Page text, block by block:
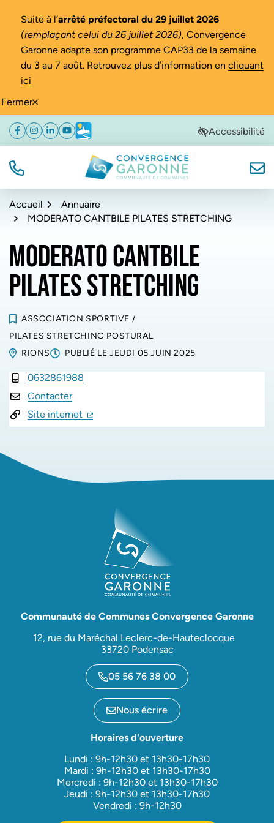
Fermer
Suite à l’arrêté préfectoral du 29 juillet 2026
(remplaçant celui du 26 juillet 2026), Convergence
Garonne adapte son programme CAP33 de la semaine
du 3 au 7 août. Retrouvez plus d’information en cliquant
ici
Aller
navigation
Aller
au
Aller
au
de
Facebook
(ouverture dans un nouvel onglet)
Instagram
(ouverture dans un nouvel onglet)
Linkedin
(ouverture dans un nouvel onglet)
YouTube
(ouverture dans un nouvel onglet)
Météo
(ouverture dans un nouvel onglet)Accessibilité
TÉL. Convergence Garonne
Accueil
Annuaire
MODERATO CANTBILE PILATES STRETCHING
MODERATO CANTBILE
PILATES STRETCHING
ASSOCIATION SPORTIVE /
PILATES STRETCHING POSTURAL
RIONS
PUBLIÉ LE JEUDI 05 JUIN 2025
INFOS UTILES
0632861988
Contacter
Site internet (ouverture dans un nouvel onglet)
(ouverture dans un nouvel onglet)
Communauté de Communes Convergence Garonne
12, rue du Maréchal Leclerc-de-Hauteclocque
33720 Podensac
05 56 76 38 00
Nous écrire
Horaires d'ouverture
Lundi : 9h-12h30 et 13h30-17h30
Mardi : 9h-12h30 et 13h30-17h30
Mercredi : 9h-12h30 et 13h30-17h30
Jeudi : 9h-12h30 et 13h30-17h30
Vendredi : 9h-12h30